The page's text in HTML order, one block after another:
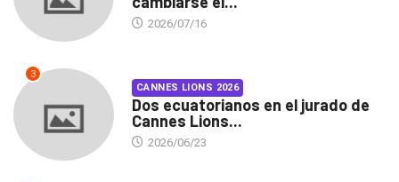
2026/07/16
3
CANNES LIONS 2026
Dos ecuatorianos en el jurado de
Cannes Lions...
2026/06/23